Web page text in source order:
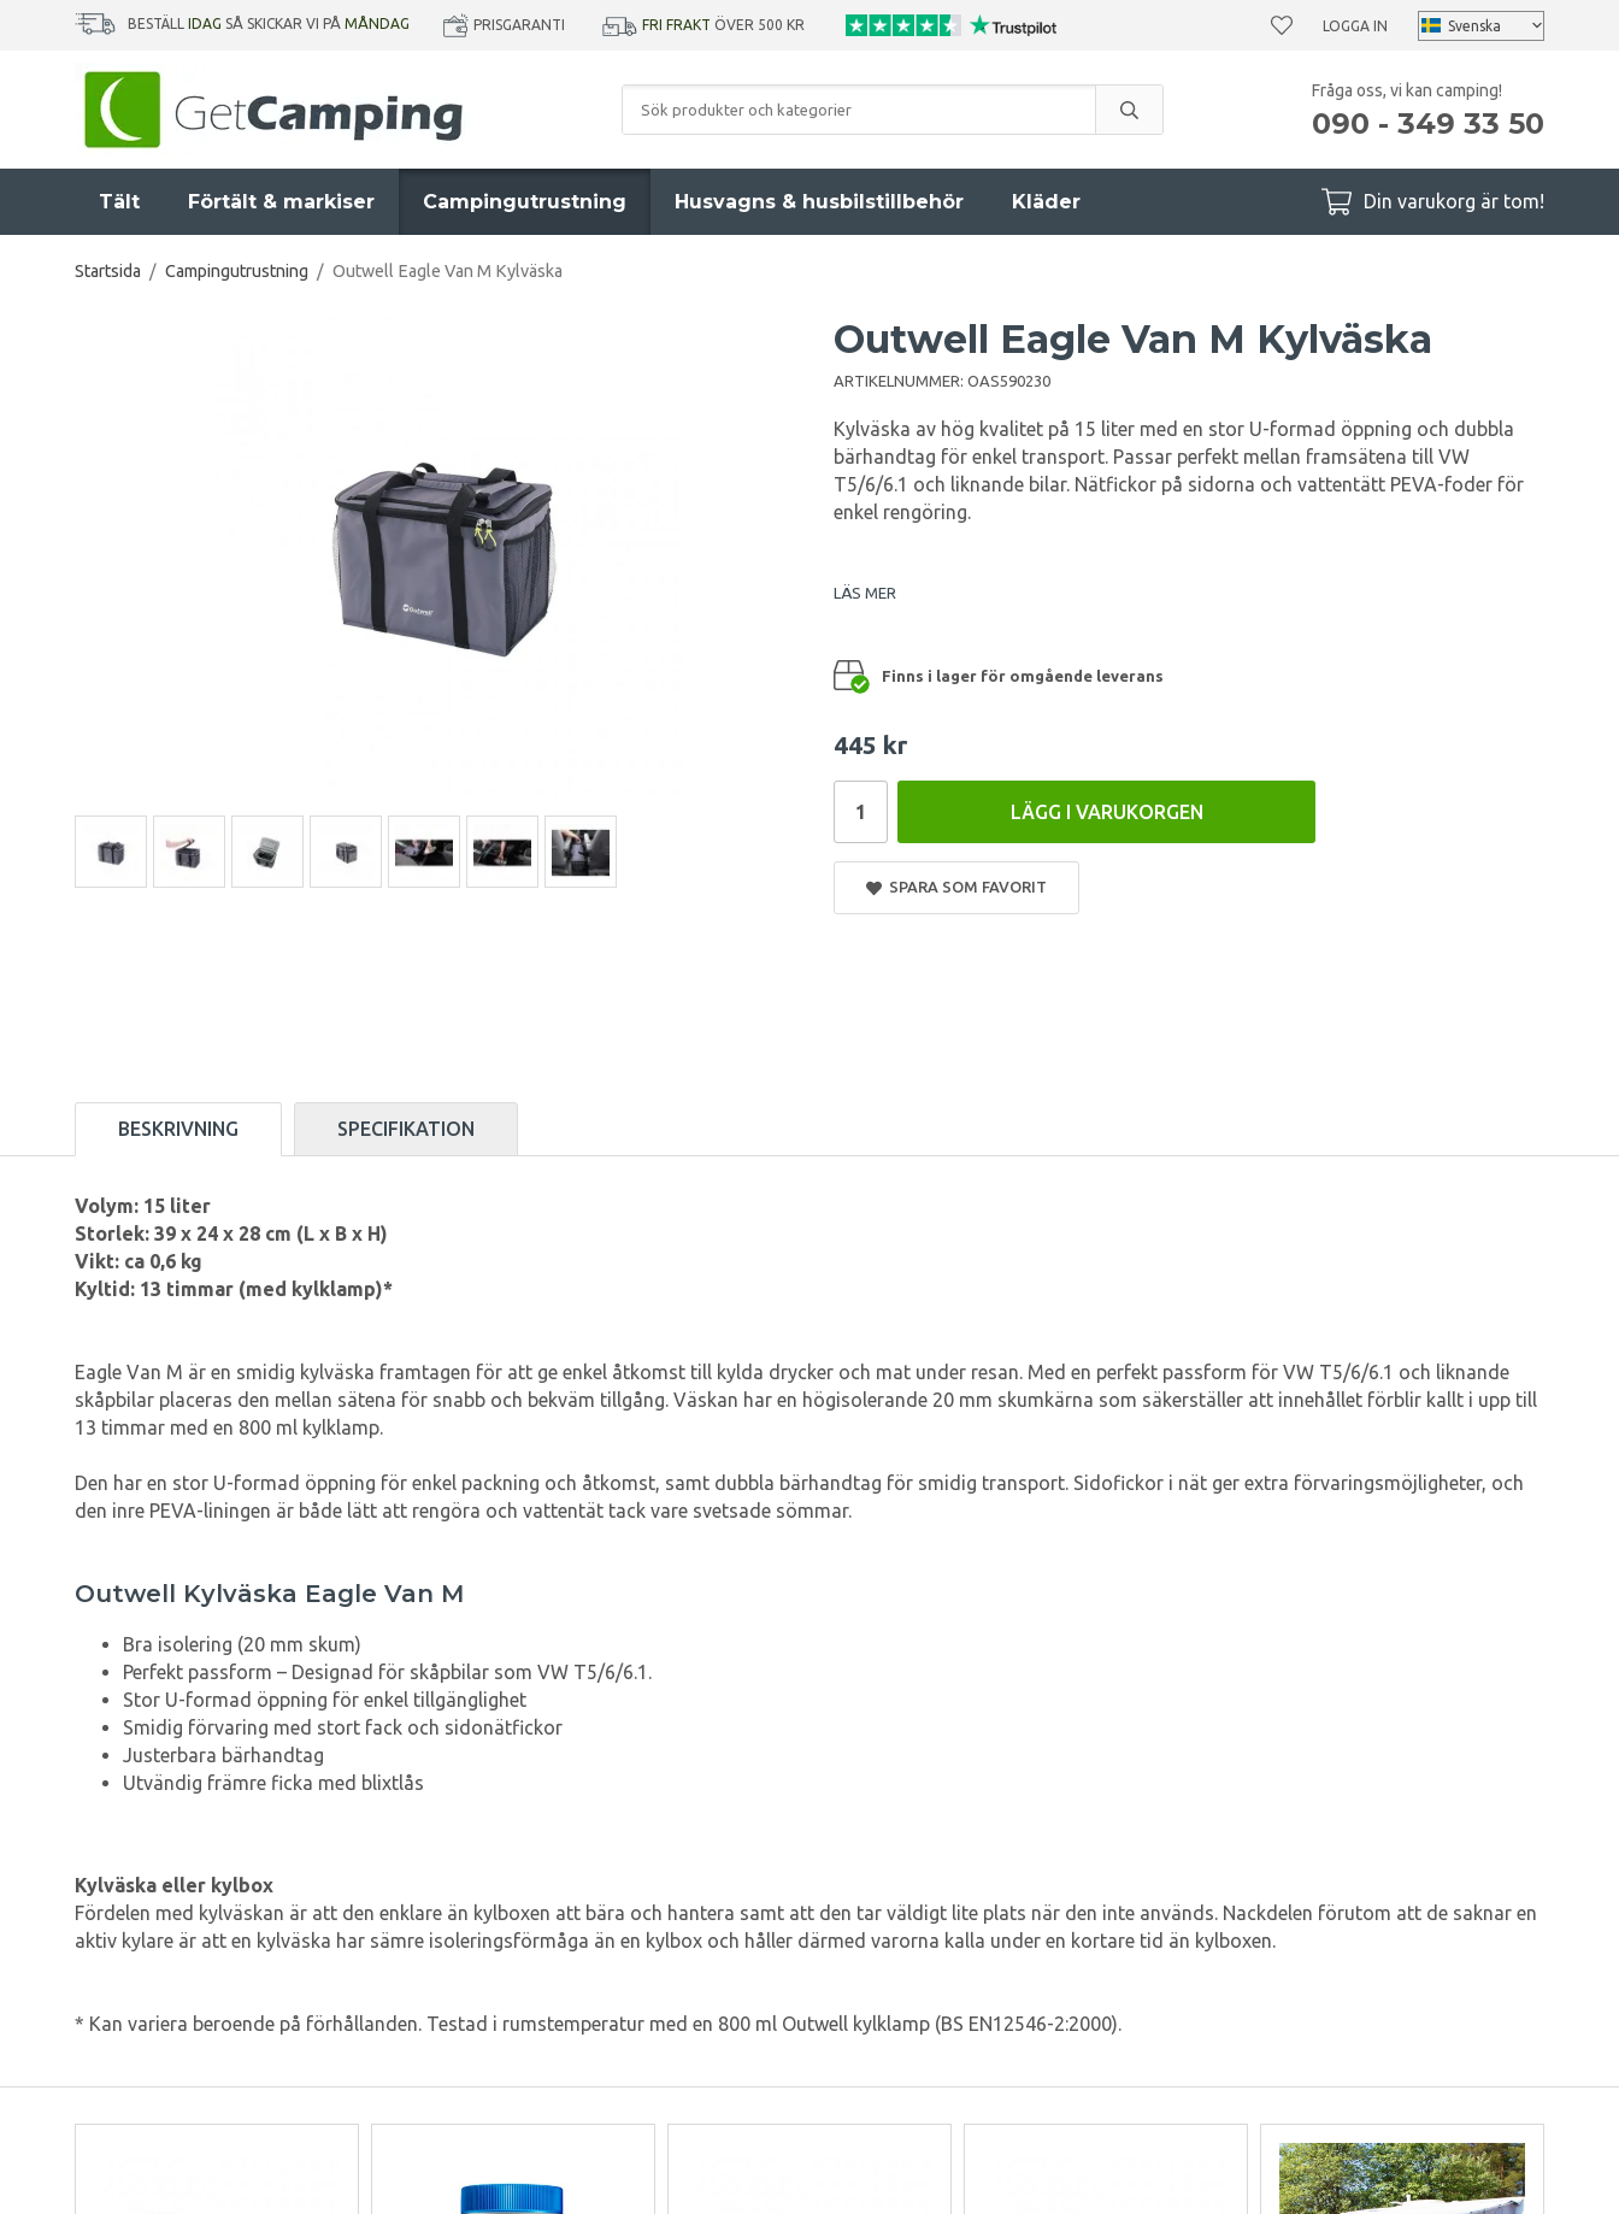
BESTÄLL IDAG SÅ SKICKAR VI PÅ MÅNDAG PRISGARANTI FRI FRAKT ÖVER 500 KR LOGGA IN
Fråga oss, vi kan camping!
090 - 349 33 50
Tält Förtält & markiser Campingutrustning Husvagns & husbilstillbehör Kläder Din varukorg är tom!
Startsida / Campingutrustning / Outwell Eagle Van M Kylväska
Outwell Eagle Van M Kylväska
ARTIKELNUMMER: OAS590230
Kylväska av hög kvalitet på 15 liter med en stor U-formad öppning och dubbla
bärhandtag för enkel transport. Passar perfekt mellan framsätena till VW
T5/6/6.1 och liknande bilar. Nätfickor på sidorna och vattentätt PEVA-foder för
enkel rengöring.
LÄS MER
Finns i lager för omgående leverans
445 kr
LÄGG I VARUKORGEN
SPARA SOM FAVORIT
BESKRIVNING SPECIFIKATION
Volym: 15 liter
Storlek: 39 x 24 x 28 cm (L x B x H)
Vikt: ca 0,6 kg
Kyltid: 13 timmar (med kylklamp)*
Eagle Van M är en smidig kylväska framtagen för att ge enkel åtkomst till kylda drycker och mat under resan. Med en perfekt passform för VW T5/6/6.1 och liknande
skåpbilar placeras den mellan sätena för snabb och bekväm tillgång. Väskan har en högisolerande 20 mm skumkärna som säkerställer att innehållet förblir kallt i upp till
13 timmar med en 800 ml kylklamp.
Den har en stor U-formad öppning för enkel packning och åtkomst, samt dubbla bärhandtag för smidig transport. Sidofickor i nät ger extra förvaringsmöjligheter, och
den inre PEVA-liningen är både lätt att rengöra och vattentät tack vare svetsade sömmar.
Outwell Kylväska Eagle Van M
Bra isolering (20 mm skum)
Perfekt passform – Designad för skåpbilar som VW T5/6/6.1.
Stor U-formad öppning för enkel tillgänglighet
Smidig förvaring med stort fack och sidonätfickor
Justerbara bärhandtag
Utvändig främre ficka med blixtlås
Kylväska eller kylbox
Fördelen med kylväskan är att den enklare än kylboxen att bära och hantera samt att den tar väldigt lite plats när den inte används. Nackdelen förutom att de saknar en
aktiv kylare är att en kylväska har sämre isoleringsförmåga än en kylbox och håller därmed varorna kalla under en kortare tid än kylboxen.
* Kan variera beroende på förhållanden. Testad i rumstemperatur med en 800 ml Outwell kylklamp (BS EN12546-2:2000).